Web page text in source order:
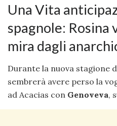
Una Vita
spagnole: Rosina
mira dagli
Durante la nuova stagione
sembrerà avere perso la
ad Acacias con Genoveva,